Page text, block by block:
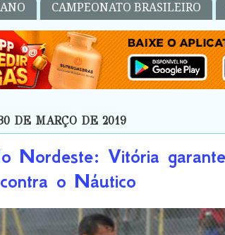
CAMPEONATO BRASILEIRO
DE MARÇO DE 2019
Nordeste: Vitória
o Náutico